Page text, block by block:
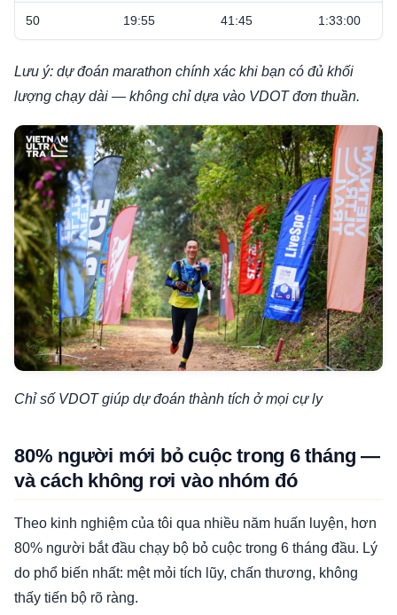
50 19:55 41:45 1:33:00
Lưu ý: dự đoán marathon chính xác khi bạn có đủ khối
lượng chạy dài — không chỉ dựa vào VDOT đơn thuần.
Chỉ số VDOT giúp dự đoán thành tích ở mọi cự ly
80% người mới bỏ cuộc trong 6 tháng —
và cách không rơi vào nhóm đó
Theo kinh nghiệm của tôi qua nhiều năm huấn luyện, hơn
80% người bắt đầu chạy bộ bỏ cuộc trong 6 tháng đầu. Lý
do phổ biến nhất: mệt mỏi tích lũy, chấn thương, không
thấy tiến bộ rõ ràng.